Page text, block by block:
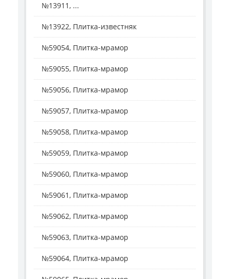
№13911, ...
№13922, Плитка-известняк
№59054, Плитка-мрамор
№59055, Плитка-мрамор
№59056, Плитка-мрамор
№59057, Плитка-мрамор
№59058, Плитка-мрамор
№59059, Плитка-мрамор
№59060, Плитка-мрамор
№59061, Плитка-мрамор
№59062, Плитка-мрамор
№59063, Плитка-мрамор
№59064, Плитка-мрамор